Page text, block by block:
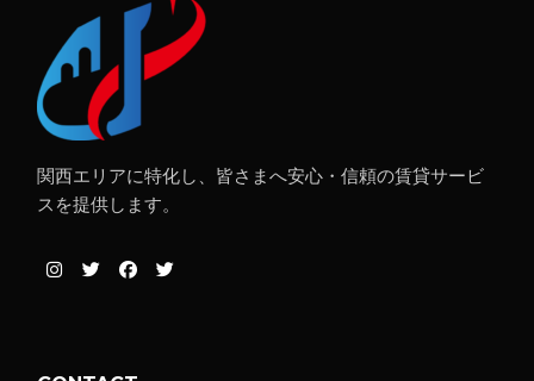
関西エリアに特化し、皆さまへ安心・信頼の賃貸サービ
スを提供します。